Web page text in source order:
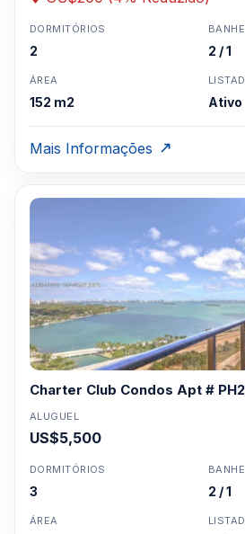
DORMITÓRIOS
2 2 / 1
ÁREA
152 m2 Ativo
Mais Informações
Charter Club Condos Apt #
ALUGUEL
US$5,500
DORMITÓRIOS
3 2 / 1
ÁREA